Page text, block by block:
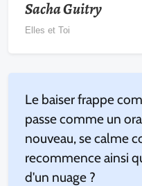
Sacha Guitry
Elles et Toi
Le baiser frappe
passe comme un
nouveau, se calme
recommence ainsi
d'un nuage ?